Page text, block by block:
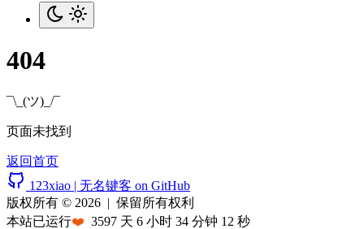
404
¯\_(ツ)_/¯
页面未找到
返回首页
123xiao | 无名键客 on GitHub
版权所有 © 2026 | 保留所有权利
本站已运行❤️ 3597 天 6 小时 34 分钟 12 秒